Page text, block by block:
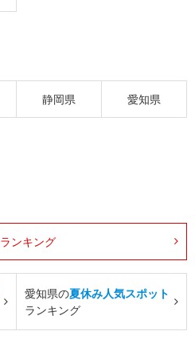
静岡県 愛知県
ランキング
愛知県の夏休み人気スポット
ランキング